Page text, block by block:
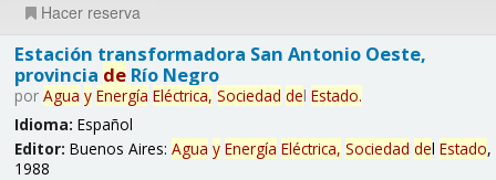
Hacer reserva
Estación transformadora San Antonio Oeste,
provincia deRío Negro
por Agua y Energía Eléctrica, Sociedad del Estado.
Idioma: Español
Editor: Buenos Aires: Agua y Energía Eléctrica, Sociedad del Estado,
1988